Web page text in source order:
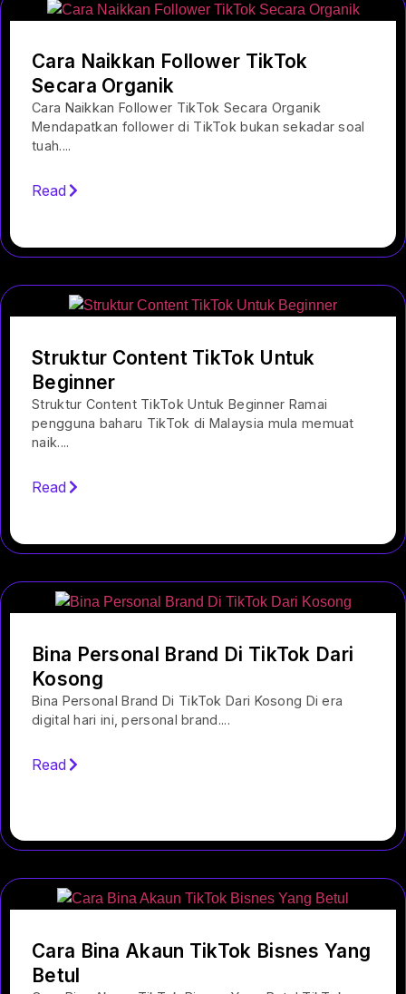
Cara Naikkan Follower TikTok
Secara Organik
Cara Naikkan Follower TikTok Secara Organik
Mendapatkan follower di TikTok bukan sekadar soal
tuah....
Read
Struktur Content TikTok Untuk
Beginner
Struktur Content TikTok Untuk Beginner Ramai
pengguna baharu TikTok di Malaysia mula memuat
naik....
Read
Bina Personal Brand Di TikTok Dari
Kosong
Bina Personal Brand Di TikTok Dari Kosong Di era
digital hari ini, personal brand....
Read
Cara Bina Akaun TikTok Bisnes Yang
Betul